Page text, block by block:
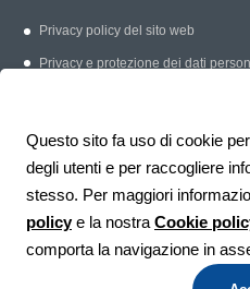
Privacy policy del sito web
Privacy e protezione dei dati
Contatti
Segnalazioni e suggerimenti
Credits
Questo sito fa uso di cookie
degli utenti e per raccogliere
stesso. Per maggiori
policye la nostra Cookie
comporta la navigazione in